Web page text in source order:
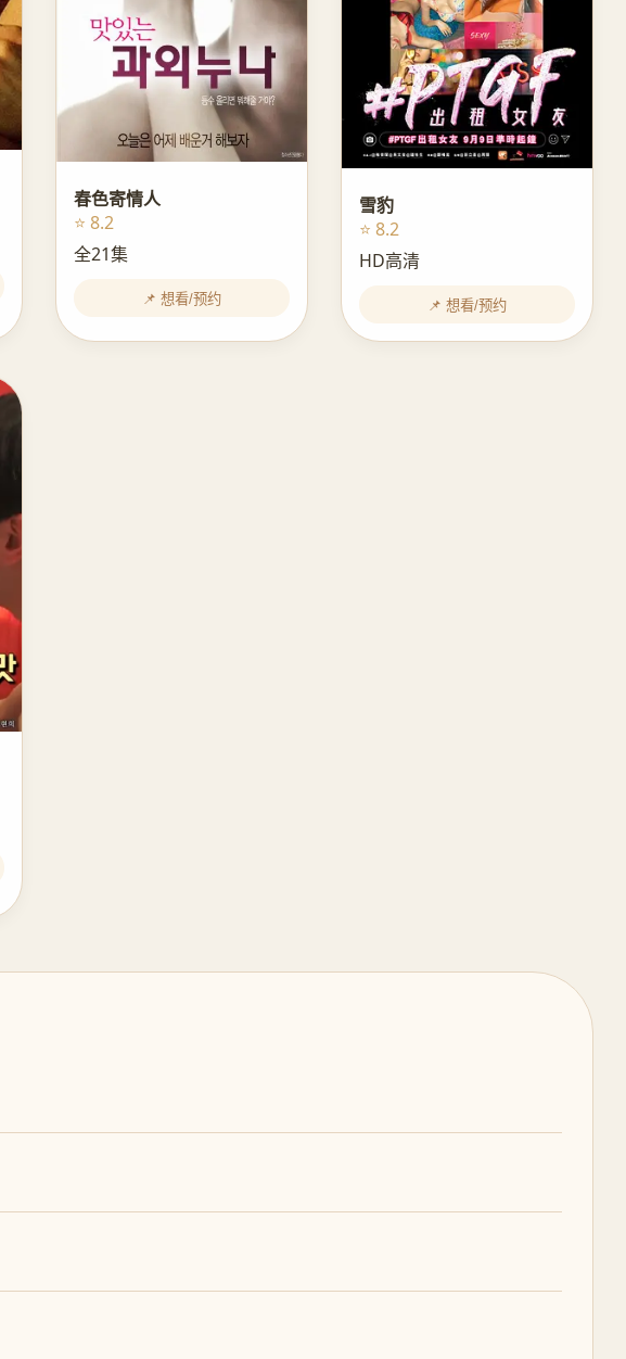
春色寄情人
⭐ 8.2
全21集
📌 想看/预约
雪豹
⭐ 8.2
HD高清
📌 想看/预约